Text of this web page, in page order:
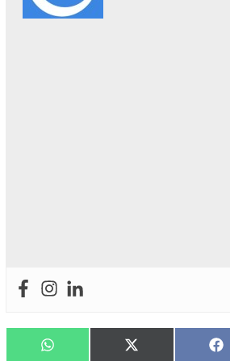
Compartir Compartir